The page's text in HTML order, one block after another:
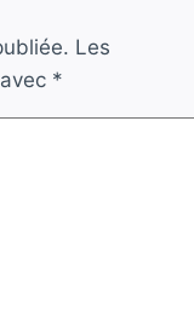
Les
*